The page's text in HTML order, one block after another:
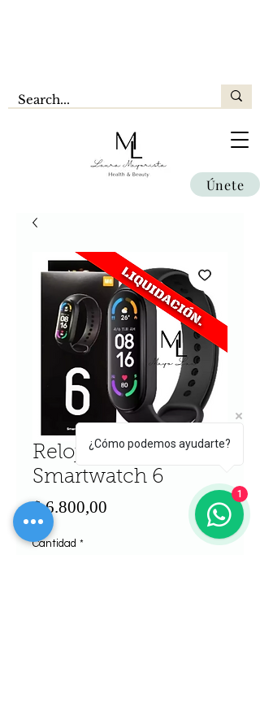
Únete
Reloj Inteligente
Smartwatch 6
$ 6.800,00
Cantidad *
¿Cómo podemos ayudarte?
1